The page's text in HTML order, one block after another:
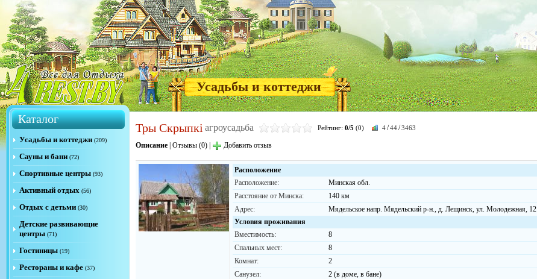
Усадьбы и коттеджи
Каталог
Усадьбы и коттеджи (209)
Сауны и бани (72)
Спортивные центры (93)
Активный отдых (56)
Отдых с детьми (30)
Детские развивающие
центры (71)
Гостиницы (19)
Рестораны и кафе (37)
Тры Скрыпкі агроусадьба Рейтинг: 0/5 (0) 4/44/3463
Описание Отзывы (0) Добавить отзыв
Расположение
Расположение:
Минская обл.
Расстояние от Минска:
140 км
Адрес:
Мядельское напр. Мядельский р-н., д. Лещинск, ул. Молодежная, 12
Условия проживания
Вместимость:
8
Спальных мест:
8
Комнат:
2
Санузел:
2 (в доме, в бане)